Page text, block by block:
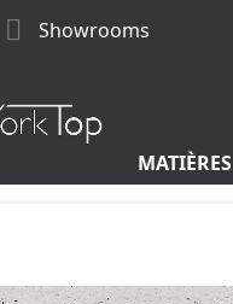
 Showrooms
MATIÈRES